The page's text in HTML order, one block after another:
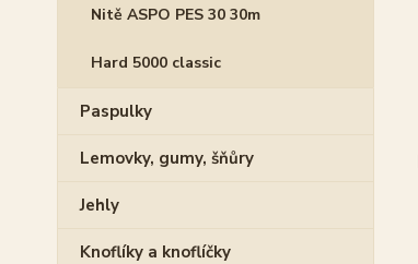
Nitě ASPO PES 30 30m
Hard 5000 classic
Paspulky
Lemovky, gumy, šňůry
Jehly
Knoflíky a knoflíčky